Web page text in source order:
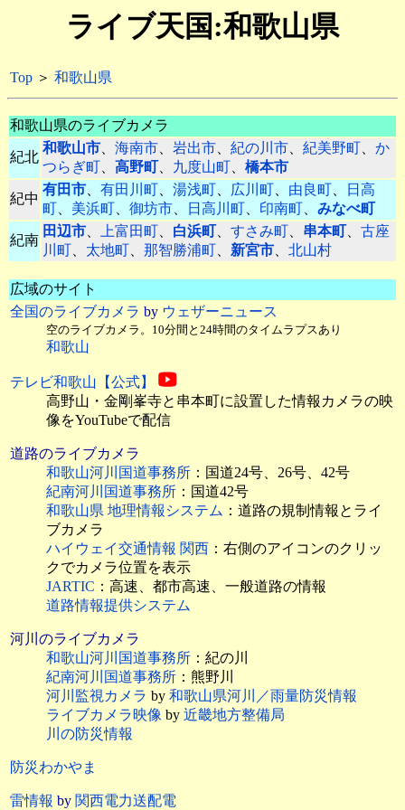
ライブ天国:和歌山県
Top ＞ 和歌山県
和歌山県のライブカメラ
紀北
和歌山市、 海南市、 岩出市、 紀の川市、 紀美野町、 か
つらぎ町、 高野町、 九度山町、 橋本市
紀中
有田市、 有田川町、 湯浅町、 広川町、 由良町、
日高
町、 美浜町、 御坊市、 日高川町、 印南町、 みなべ町
紀南
田辺市、 上富田町、 白浜町、 すさみ町、 串本町、 古座
川町、 太地町、 那智勝浦町、 新宮市、 北山村
広域のサイト
全国のライブカメラ by ウェザーニュース
空のライブカメラ。10分間と24時間のタイムラプスあり
和歌山
テレビ和歌山【公式】
高野山・金剛峯寺と串本町に設置した情報カメラの映
像をYouTubeで配信
道路のライブカメラ
和歌山河川国道事務所 ：国道24号、26号、42号
紀南河川国道事務所 ：国道42号
和歌山県 地理情報システム ：道路の規制情報とライ
ブカメラ
ハイウェイ交通情報 関西 ：右側のアイコンのクリッ
クでカメラ位置を表示
JARTIC ：高速、都市高速、一般道路の情報
道路情報提供システム
河川のライブカメラ
和歌山河川国道事務所 ：紀の川
紀南河川国道事務所 ：熊野川
河川監視カメラ by 和歌山県河川／雨量防災情報
ライブカメラ映像 by 近畿地方整備局
川の防災情報
防災わかやま
雷情報 by 関西電力送配電